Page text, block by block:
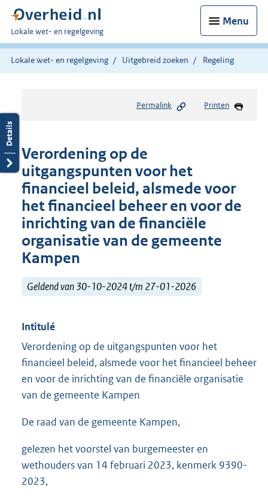
Menu
U
bent
hier:
Lokale wet- en regelgeving
Lokale wet- en regelgeving Uitgebreid zoeken Regeling
Permalink Printen
Verordening op de
uitgangspunten voor het
financieel beleid, alsmede voor
het financieel beheer en voor de
inrichting van de financiële
organisatie van de gemeente
Kampen
Geldend van 30-10-2024 t/m 27-01-2026
Intitulé
Verordening op de uitgangspunten voor het
financieel beleid, alsmede voor het financieel beheer
en voor de inrichting van de financiële organisatie
van de gemeente Kampen
De raad van de gemeente Kampen,
gelezen het voorstel van burgemeester en
wethouders van 14 februari 2023, kenmerk 9390-
2023,